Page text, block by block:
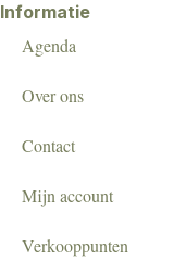
Informatie
Agenda
Over ons
Contact
Mijn account
Verkooppunten